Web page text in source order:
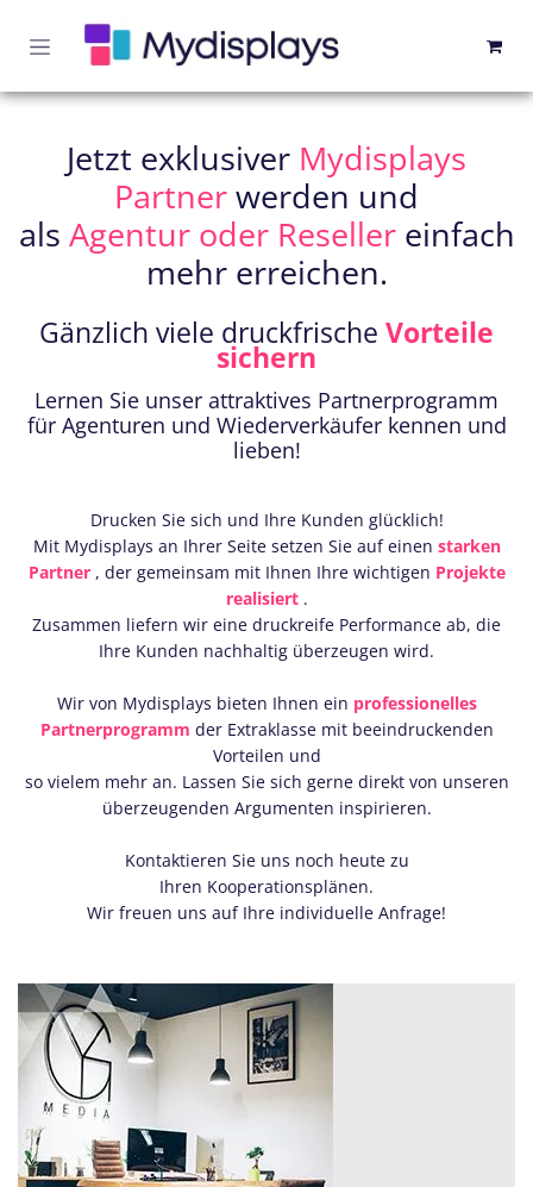
Jetzt exklusiver Mydisplays
Partnerwerden und
als Agentur oder Resellereinfach
mehr erreichen.
Gänzlich viele druckfrische Vorteile
sichern
Lernen Sie unser attraktives Partnerprogramm
für Agenturen und Wiederverkäufer kennen und
lieben!
Drucken Sie sich und Ihre Kunden glücklich!
Mit Mydisplays an Ihrer Seite setzen Sie auf einen starken
Partner , der gemeinsam mit Ihnen Ihre wichtigen Projekte
realisiert .
Zusammen liefern wir eine druckreife Performance ab, die
Ihre Kunden nachhaltig überzeugen wird.
Wir von Mydisplays bieten Ihnen ein professionelles
Partnerprogramm der Extraklasse mit beeindruckenden
Vorteilen und
so vielem mehr an. Lassen Sie sich gerne direkt von unseren
überzeugenden Argumenten inspirieren.
Kontaktieren Sie uns noch heute zu
Ihren Kooperationsplänen.
Wir freuen uns auf Ihre individuelle Anfrage!